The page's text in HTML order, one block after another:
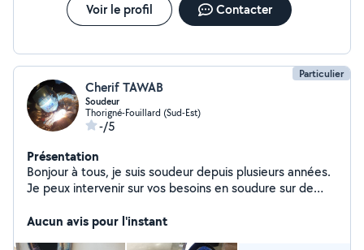
Voir le profil Contacter
Particulier
Cherif TAWAB
Soudeur
Thorigné-Fouillard (Sud-Est)
-/5
Présentation
Bonjour à tous, je suis soudeur depuis plusieurs années.
Je peux intervenir sur vos besoins en soudure sur de
projets avec un grande exigence de qualité notamment
Aucun avis pour l'instant